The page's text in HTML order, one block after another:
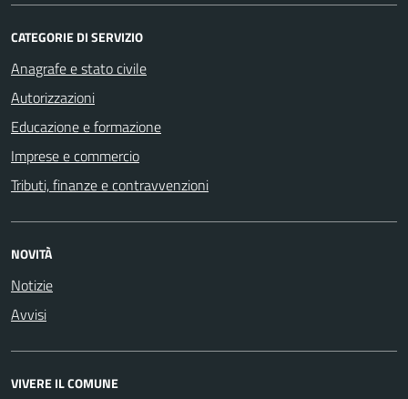
CATEGORIE DI SERVIZIO
Anagrafe e stato civile
Autorizzazioni
Educazione e formazione
Imprese e commercio
Tributi, finanze e contravvenzioni
NOVITÀ
Notizie
Avvisi
VIVERE IL COMUNE